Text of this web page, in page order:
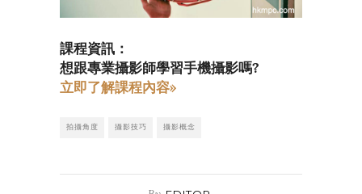
課程資訊：
想跟專業攝影師學習手機攝影嗎?
立即了解課程內容»
拍攝角度 攝影技巧 攝影概念